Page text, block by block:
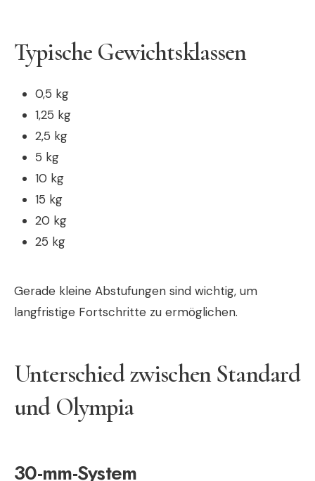
Typische Gewichtsklassen
0,5 kg
1,25 kg
2,5 kg
5 kg
10 kg
15 kg
20 kg
25 kg
Gerade kleine Abstufungen sind wichtig, um
langfristige Fortschritte zu ermöglichen.
Unterschied zwischen Standard
und Olympia
30-mm-System